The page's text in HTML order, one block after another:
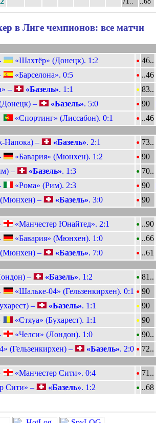
в Лиге чемпионов: все матчи
«Шахтёр» (Донецк). 1:2 • 46..
«Барселона». 0:5 • ..46
– «Базель». 1:1 • 83..
– «Базель». 5:0 • 90
«Спортинг» (Лиссабон). 0:1 • ..46
– «Базель». 2:1 • 73..
«Бавария» (Мюнхен). 1:2 • 90
– «Базель». 1:3 • 70..
«Рома» (Рим). 2:3 • 90
– «Базель». 3:0 • 90
«Манчестер Юнайтед». 2:1 • ..90
«Бавария» (Мюнхен). 1:0 • ..66
– «Базель». 7:0 • ..61
– «Базель». 1:2 • 81..
«Шальке-04» (Гельзенкирхен). 0:1 • 90
– «Базель». 1:1 • 90
«Стяуа» (Бухарест). 1:1 • 90
«Челси» (Лондон). 1:0 • 90..
(Гельзенкирхен) – «Базель». 2:0 • 72..
«Манчестер Сити». 0:4 • 71..
Сити» – «Базель». 1:2 • ..68